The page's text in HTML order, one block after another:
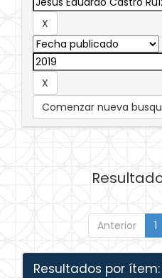
Comenzar nueva
Anterior 1
Resultados por ítem: